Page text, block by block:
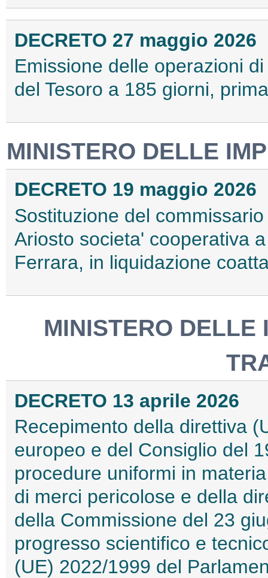
DECRETO 27 maggio 2026
Emissione delle operazioni
del Tesoro a 185 giorni,
MINISTERO DELLE
DECRETO 19 maggio 2026
Sostituzione del
Ariosto societa' cooperativa
Ferrara, in liquidazione
MINISTERO DELLE
DECRETO 13 aprile 2026
Recepimento della direttiva
europeo e del Consiglio del
procedure uniformi in
di merci pericolose e della
della Commissione del 23
progresso scientifico e
(UE) 2022/1999 del